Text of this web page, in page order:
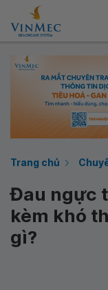
Trang chủ
Đau ngực
kèm khó
gì?